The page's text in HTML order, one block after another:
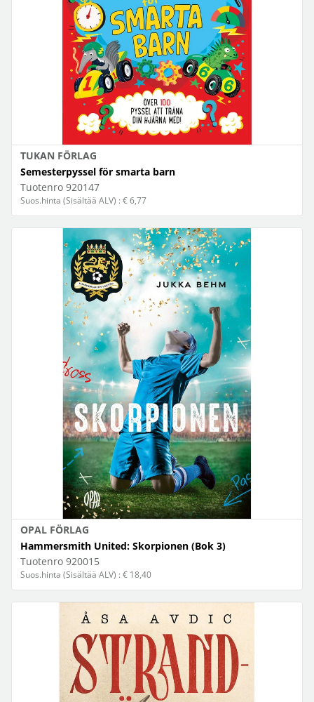
TUKAN FÖRLAG
Semesterpyssel för smarta barn
Tuotenro 920147
Suos.hinta (Sisältää ALV) : € 6,77
OPAL FÖRLAG
Hammersmith United: Skorpionen (Bok 3)
Tuotenro 920015
Suos.hinta (Sisältää ALV) : € 18,40